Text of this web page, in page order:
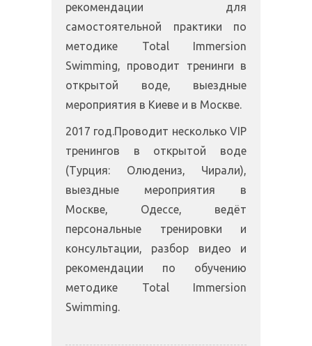
рекомендации для
самостоятельной практики по
методике Total Immersion
Swimming, проводит тренинги в
открытой воде, выездные
мероприятия в Киеве и в Москве.
2017 год.Проводит несколько VIP
тренингов в открытой воде
(Турция: Олюдениз, Чирали),
выездные мероприятия в
Москве, Одессе, ведёт
персональные тренировки и
консультации, разбор видео и
рекомендации по обучению
методике Total Immersion
Swimming.